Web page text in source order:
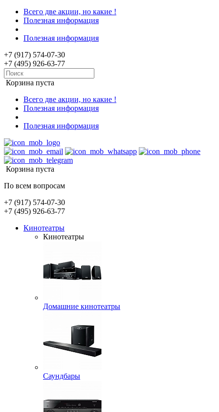
Всего две акции, но какие !
Полезная информация
Полезная информация
+7 (917) 574-07-30
+7 (495) 926-63-77
Корзина пуста
Всего две акции, но какие !
Полезная информация
Полезная информация
Корзина пуста
По всем вопросам
+7 (917) 574-07-30
+7 (495) 926-63-77
Кинотеатры
Кинотеатры
Домашние кинотеатры
Саундбары